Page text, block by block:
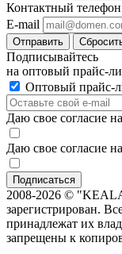
Контактный телефон
E-mail
Отправить
Подписывайтесь
на оптовый прайс-
Оптовый прайс-
Даю свое согласие на
Даю свое согласие
2008-2026 ©
зарегистрирован.
принадлежат их
запрещены к